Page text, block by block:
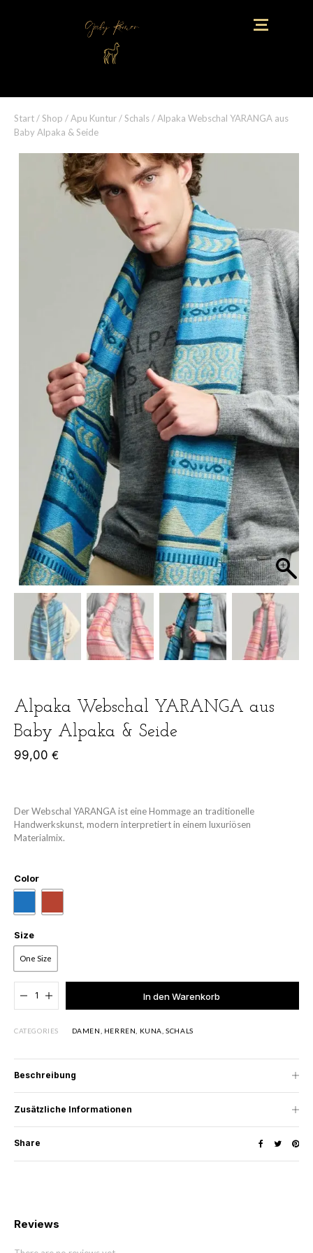
Start/Shop /Apu Kuntur/Schals/ Alpaka Webschal YARANGA aus
Baby Alpaka & Seide
Alpaka Webschal YARANGA aus
Baby Alpaka & Seide
99,00 €
Der Webschal YARANGA ist eine Hommage an traditionelle
Handwerkskunst, modern interpretiert in einem luxuriösen
Materialmix.
Color
One Size
Size
In den Warenkorb
Added to cart
CATEGORIES DAMEN HERREN KUNA ,SCHALS
Beschreibung
Zusätzliche Informationen
Share
Reviews